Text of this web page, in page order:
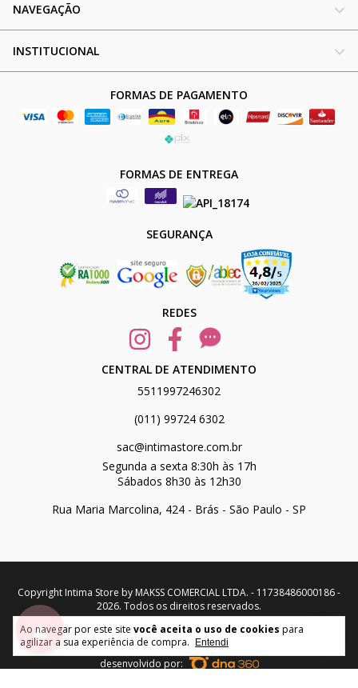
Ao navegar por este site você aceita o uso de cookies para
agilizar a sua experiência de compra.
Entendi
NAVEGAÇÃO
INSTITUCIONAL
FORMAS DE PAGAMENTO
FORMAS DE ENTREGA
SEGURANÇA
REDES
CENTRAL DE ATENDIMENTO
5511997246302
(011) 99724 6302
sac@intimastore.com.br
Segunda a sexta 8:30h às 17h
Sábados 8h30 às 12h30
Rua Maria Marcolina, 424 - Brás - São Paulo - SP
Copyright Intima Store by MAKSS COMERCIAL LTDA. - 11738486000186 -
2026. Todos os direitos reservados.
desenvolvido por:
▲